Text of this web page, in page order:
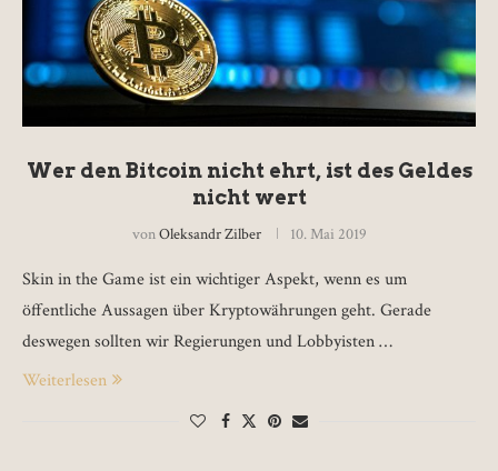
Wer den Bitcoin nicht ehrt, ist des Geldes
nicht wert
vonOleksandr Zilber 10. Mai 2019
Skin in the Game ist ein wichtiger Aspekt, wenn es um
öffentliche Aussagen über Kryptowährungen geht. Gerade
deswegen sollten wir Regierungen und Lobbyisten …
Weiterlesen